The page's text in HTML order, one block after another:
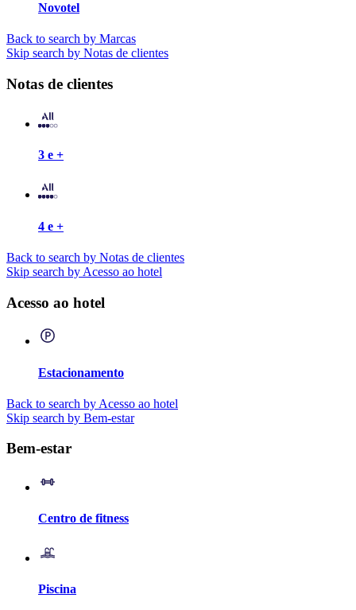
Novotel
Back to search by Marcas
Skip search by Notas de clientes
Notas de clientes
3 e +
4 e +
Back to search by Notas de clientes
Skip search by Acesso ao hotel
Acesso ao hotel
Estacionamento
Back to search by Acesso ao hotel
Skip search by Bem-estar
Bem-estar
Centro de fitness
Piscina